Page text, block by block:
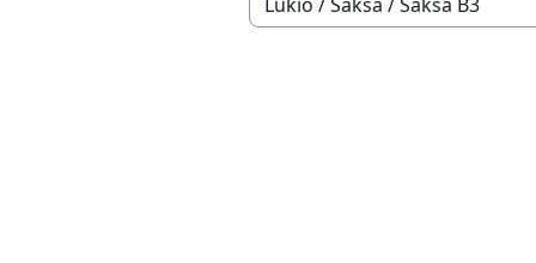
Kurssikategoriat